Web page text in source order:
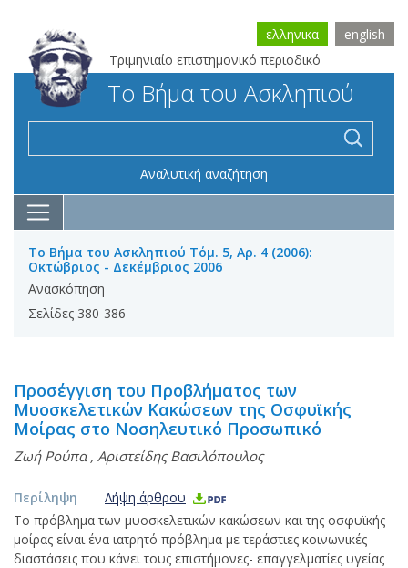
Τριμηνιαίο επιστημονικό περιοδικό
ελληνικα english
Το Βήμα του Ασκληπιού
Αναλυτική αναζήτηση
Το Βήμα του Ασκληπιού Τόμ. 5, Αρ. 4 (2006):
Οκτώβριος - Δεκέμβριος 2006
Ανασκόπηση
Σελίδες 380-386
Προσέγγιση του Προβλήματος των
Μυοσκελετικών Κακώσεων της Οσφυϊκής
Μοίρας στο Νοσηλευτικό Προσωπικό
Ζωή Ρούπα, Αριστείδης Βασιλόπουλος
Περίληψη
Λήψη άρθρου
Το πρόβλημα των μυοσκελετικών κακώσεων και της οσφυϊκής
μοίρας είναι ένα ιατρητό πρόβλημα με τεράστιες κοινωνικές
διαστάσεις που κάνει τους επιστήμονες- επαγγελματίες υγείας